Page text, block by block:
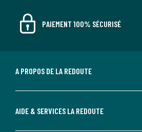
PAIEMENT 100% SÉCURISÉ
A PROPOS DE LA REDOUTE
AIDE & SERVICES LA REDOUTE